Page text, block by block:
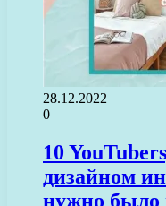
28.12.2022
0
10
дизайном
нужно было